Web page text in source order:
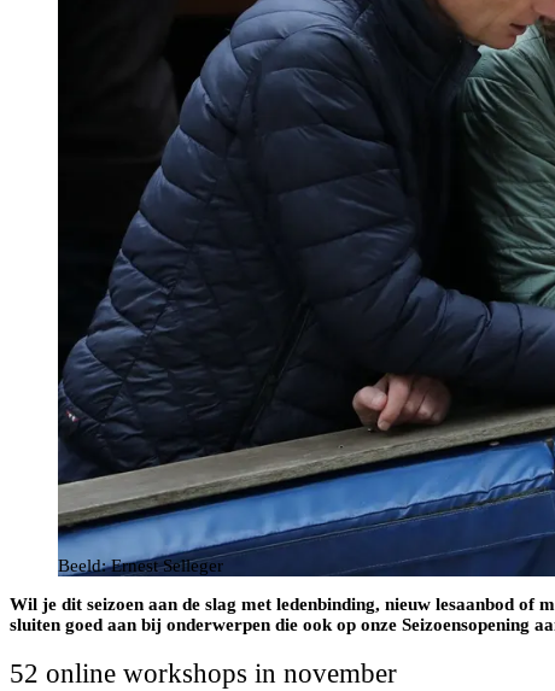
Beeld: Ernest Selleger
Wil je dit seizoen aan de slag met ledenbinding, nieuw lesaanbod of
sluiten goed aan bij onderwerpen die ook op onze Seizoensopening
52 online workshops in november